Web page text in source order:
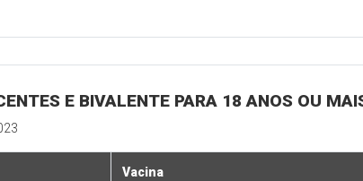
E BIVALENTE PARA 18 ANOS OU
Vacina